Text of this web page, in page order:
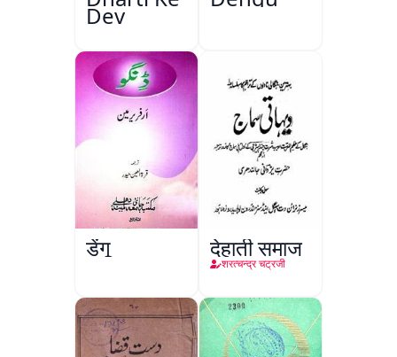
Dev
डेंगू देहाती समाज
शरत्चन्द्र चट्रजी